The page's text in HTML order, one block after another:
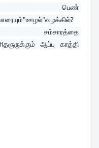
பெண்
சம்சாரத்தை
ஆப்பு காத்தி